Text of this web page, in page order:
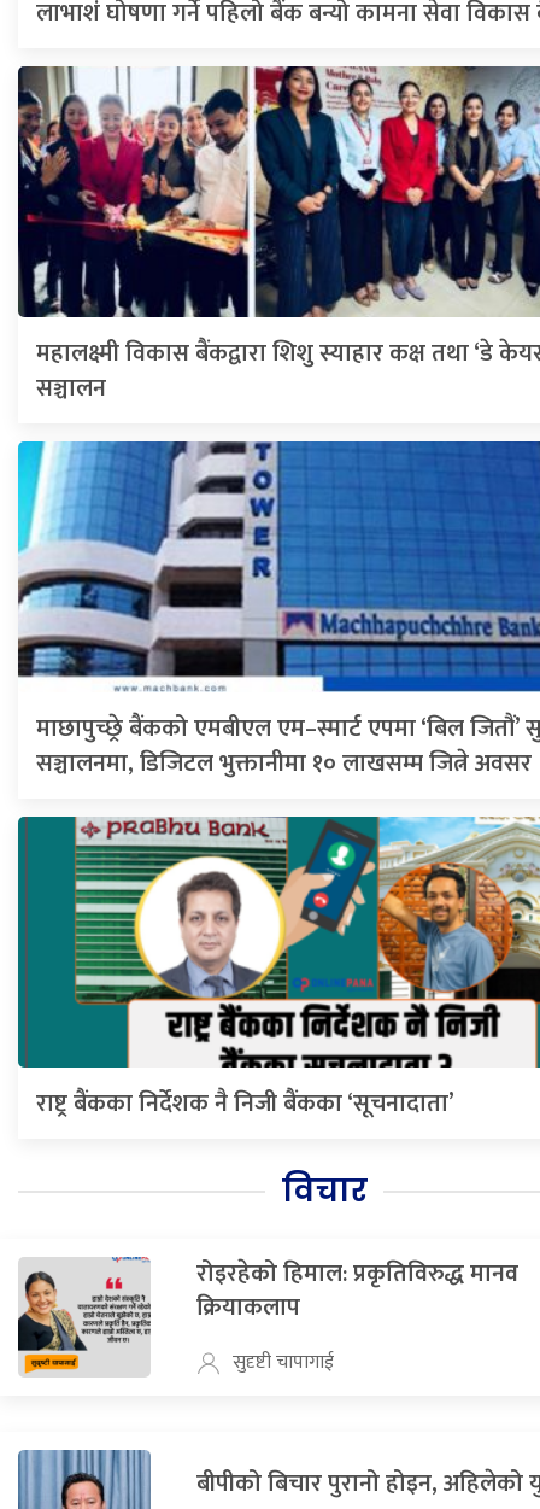
लाभाशं घोषणा गर्ने पहिलो बैंक बन्यो कामना सेवा
महालक्ष्मी विकास बैंकद्वारा शिशु स्याहार कक्ष तथा ‘डे
सञ्चालन
माछापुच्छ्रे बैंकको एमबीएल एम–स्मार्ट एपमा ‘बिल जितौं’
सञ्चालनमा, डिजिटल भुक्तानीमा १० लाखसम्म जित्ने अवसर
राष्ट्र बैंकका निर्देशक नै निजी बैंकका ‘सूचनादाता’
विचार
रोइरहेको हिमाल: प्रकृतिविरुद्ध मानव
क्रियाकलाप
सुदृष्टी चापागाई
बीपीको बिचार पुरानो होइन, अहिलेको